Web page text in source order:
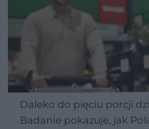
Daleko do pięciu porcji
Badanie pokazuje, jak